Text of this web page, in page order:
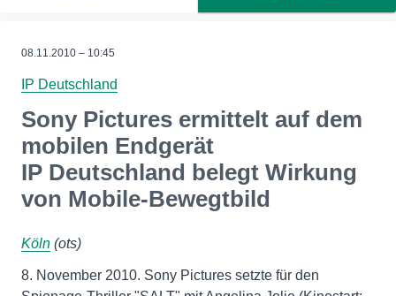
08.11.2010 – 10:45
IP Deutschland
Sony Pictures ermittelt auf dem
mobilen Endgerät
IP Deutschland belegt Wirkung
von Mobile-Bewegtbild
Köln (ots)
8. November 2010. Sony Pictures setzte für den